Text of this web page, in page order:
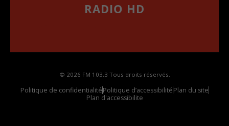
RADIO HD
© 2026 FM 103,3 Tous droits réservés.
Politique de confidentialitéPolitique d’accessibilitéPlan du site
Plan d'accessibilite